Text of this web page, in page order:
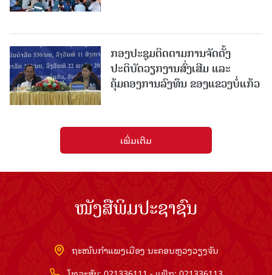
ກອງປະຊຸມຕິດຕາມການຈັດຕັ້ງ
ປະຕິບັດວຽກງານສົ່ງເສີມ ແລະ
ຄຸ້ມຄອງການລົງທຶນ ຂອງແຂວງບໍ່ແກ້ວ
ເພີ່ມເຕີມ
ໜັງສືພິມປະຊາຊົນ
ຖະໜົນກຳແພງເມືອງ ນະຄອນຫຼວງວຽງຈັນ